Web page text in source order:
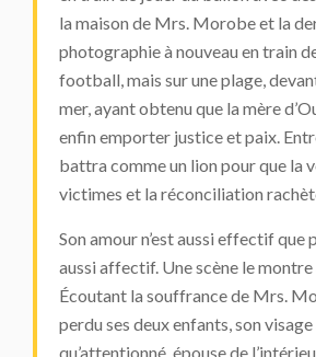
la maison de Mrs. Morobe et la
photographie à nouveau en train
football, mais sur une plage,
mer, ayant obtenu que la mère
enfin emporter justice et paix.
battra comme un lion pour que la
victimes et la réconciliation
Son amour n’est aussi effectif que
aussi affectif. Une scène le
Écoutant la souffrance de Mrs.
perdu ses deux enfants, son
qu’attentionné, épouse de